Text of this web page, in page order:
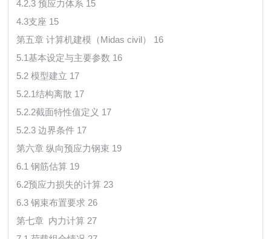
4.2.3 预应力体系 15
4.3支座 15
第五章 计算机建模（Midas civil） 16
5.1基本设定与主要参数 16
5.2 模型建立 17
5.2.1结构离散 17
5.2.2截面特性值定义 17
5.2.3 边界条件 17
第六章 纵向预应力钢束 19
6.1 钢筋估算 19
6.2预应力损失的计算 23
6.3 钢束布置要求 26
第七章 内力计算 27